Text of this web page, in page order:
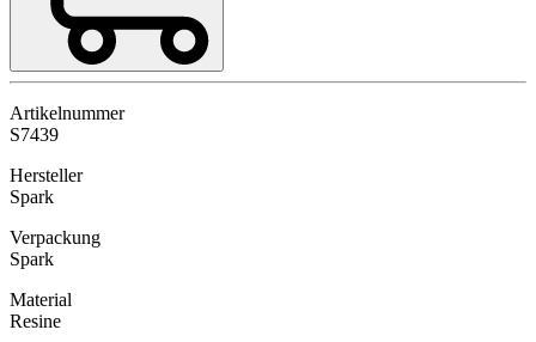
Artikelnummer
S7439
Hersteller
Spark
Verpackung
Spark
Material
Resine